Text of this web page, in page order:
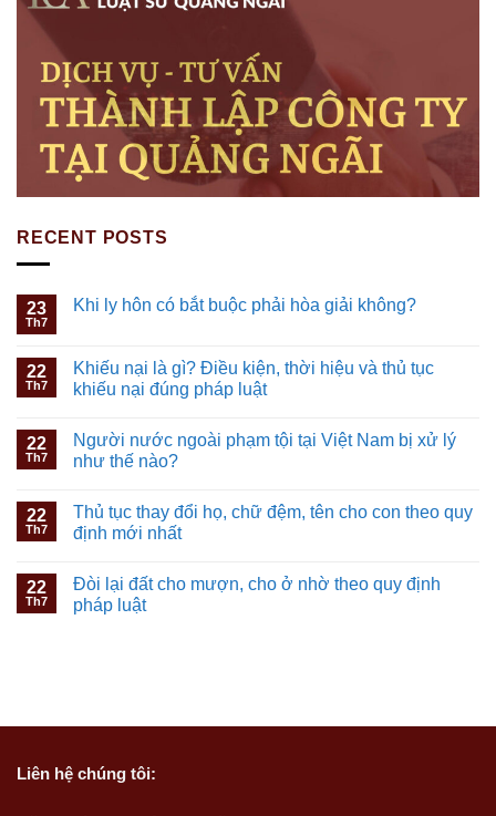
RECENT POSTS
23
Th7
Khi ly hôn có bắt buộc phải hòa giải không?
22
Th7
Khiếu nại là gì? Điều kiện, thời hiệu và thủ tục
khiếu nại đúng pháp luật
22
Th7
Người nước ngoài phạm tội tại Việt Nam bị xử lý
như thế nào?
22
Th7
Thủ tục thay đổi họ, chữ đệm, tên cho con theo quy
định mới nhất
22
Th7
Đòi lại đất cho mượn, cho ở nhờ theo quy định
pháp luật
Liên hệ chúng tôi: